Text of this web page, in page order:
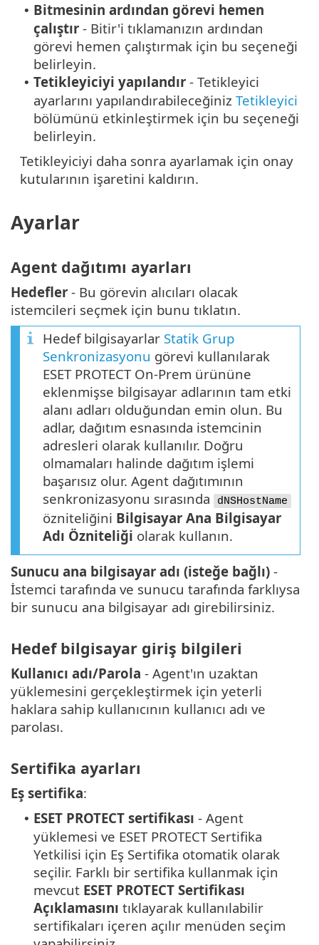
• Bitmesinin ardından görevi hemen
çalıştır - Bitir'i tıklamanızın ardından
görevi hemen çalıştırmak için bu seçeneği
belirleyin.
• Tetikleyiciyi yapılandır - Tetikleyici
ayarlarını yapılandırabileceğiniz Tetikleyici
bölümünü etkinleştirmek için bu seçeneği
belirleyin.
Tetikleyiciyi daha sonra ayarlamak için onay
kutularının işaretini kaldırın.
Ayarlar
Agent dağıtımı ayarları
Hedefler - Bu görevin alıcıları olacak
istemcileri seçmek için bunu tıklatın.
Hedef bilgisayarlar Statik Grup
Senkronizasyonu görevi kullanılarak
ESET PROTECT On-Prem ürününe
eklenmişse bilgisayar adlarının tam etki
alanı adları olduğundan emin olun. Bu
adlar, dağıtım esnasında istemcinin
adresleri olarak kullanılır. Doğru
olmamaları halinde dağıtım işlemi
başarısız olur. Agent dağıtımının
senkronizasyonu sırasında
dNSHostName
özniteliğini Bilgisayar Ana Bilgisayar
Adı Özniteliği olarak kullanın.
Sunucu ana bilgisayar adı (isteğe bağlı) -
İstemci tarafında ve sunucu tarafında farklıysa
bir sunucu ana bilgisayar adı girebilirsiniz.
Hedef bilgisayar giriş bilgileri
Kullanıcı adı/Parola - Agent'ın uzaktan
yüklemesini gerçekleştirmek için yeterli
haklara sahip kullanıcının kullanıcı adı ve
parolası.
Sertifika ayarları
Eş sertifika:
• ESET PROTECT sertifikası - Agent
yüklemesi ve ESET PROTECT Sertifika
Yetkilisi için Eş Sertifika otomatik olarak
seçilir. Farklı bir sertifika kullanmak için
mevcut ESET PROTECT Sertifikası
Açıklamasını tıklayarak kullanılabilir
sertifikaları içeren açılır menüden seçim